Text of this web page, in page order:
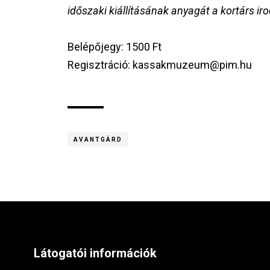
időszaki kiállításának anyagát a kortárs
Belépőjegy: 1500 Ft
Regisztráció: kassakmuzeum@pim.hu
AVANTGÁRD
Látogatói információk